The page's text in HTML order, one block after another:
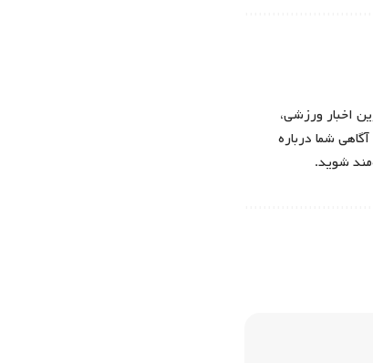
اخبار ورزشی،
شما درباره
شوید.